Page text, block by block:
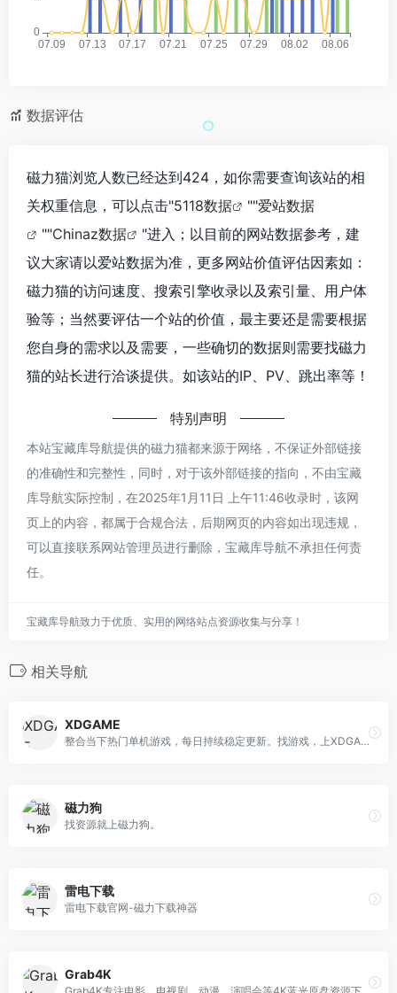
数据评估
磁力猫浏览人数已经达到424，如你需要查询该站的相
关权重信息，可以点击"5118数据 ""爱站数据
""Chinaz数据
"进入；以目前的网站数据参考，建
议大家请以爱站数据为准，更多网站价值评估因素如：
磁力猫的访问速度、搜索引擎收录以及索引量、用户体
验等；当然要评估一个站的价值，最主要还是需要根据
您自身的需求以及需要，一些确切的数据则需要找磁力
猫的站长进行洽谈提供。如该站的IP、PV、跳出率等！
特别声明
本站宝藏库导航提供的磁力猫都来源于网络，不保证外部链接
的准确性和完整性，同时，对于该外部链接的指向，不由宝藏
库导航实际控制，在2025年1月11日 上午11:46收录时，该网
页上的内容，都属于合规合法，后期网页的内容如出现违规，
可以直接联系网站管理员进行删除，宝藏库导航不承担任何责
任。
宝藏库导航致力于优质、实用的网络站点资源收集与分享！
相关导航
XDGAME
整合当下热门单机游戏，每日持续稳定更新。找游戏，上XDGAME！
磁力狗
找资源就上磁力狗。
雷电下载
雷电下载官网-磁力下载神器
Grab4K